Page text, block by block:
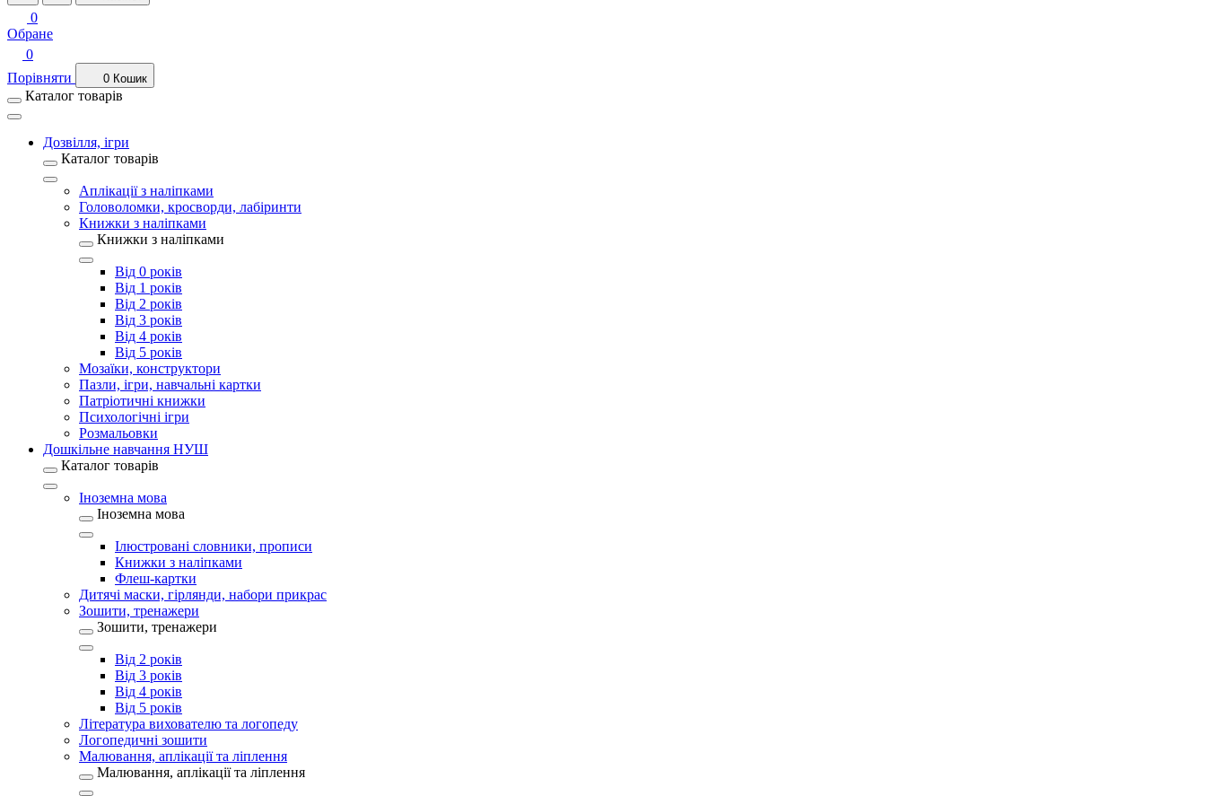
0
Обране
0
Порівняти
0 Кошик
Каталог товарів
Дозвілля, ігри
Каталог товарів
Аплікації з наліпками
Головоломки, кросворди, лабіринти
Книжки з наліпками
Книжки з наліпками
Від 0 років
Від 1 років
Від 2 років
Від 3 років
Від 4 років
Від 5 років
Мозаїки, конструктори
Пазли, ігри, навчальні картки
Патріотичні книжки
Психологічні ігри
Розмальовки
Дошкільне навчання НУШ
Каталог товарів
Іноземна мова
Іноземна мова
Ілюстровані словники, прописи
Книжки з наліпками
Флеш-картки
Дитячі маски, гірлянди, набори прикрас
Зошити, тренажери
Зошити, тренажери
Від 2 років
Від 3 років
Від 4 років
Від 5 років
Література вихователю та логопеду
Логопедичні зошити
Малювання, аплікації та ліплення
Малювання, аплікації та ліплення